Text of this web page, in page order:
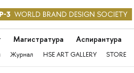
Магистратура Аспирантура
Журнал HSE ART GALLERY STORE